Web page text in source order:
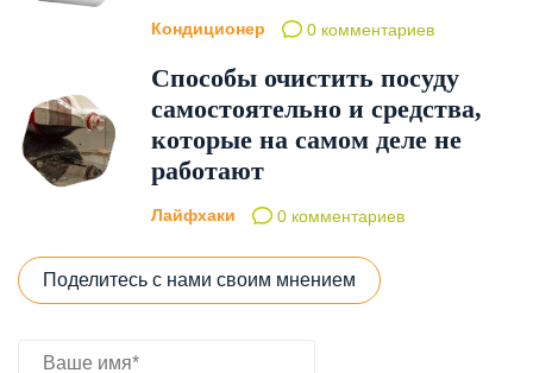
Кондиционер 0 комментариев
Способы очистить посуду
самостоятельно и средства,
которые на самом деле не
работают
Лайфхаки 0 комментариев
Поделитесь с нами своим мнением